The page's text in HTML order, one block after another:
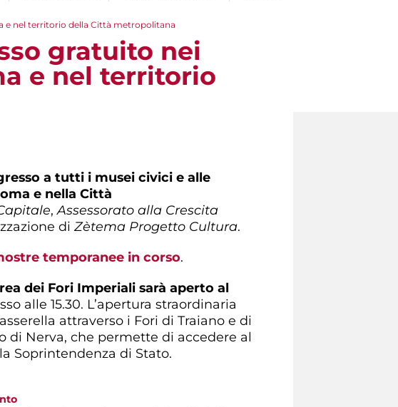
e nel territorio della Città metropolitana
gratuito nei
e nel territorio
a tutti i musei civici e alle
e nella Città
, Assessorato alla Crescita
di Zètema Progetto Cultura.
temporanee in corso.
dei Fori Imperiali sarà aperto al
alle 15.30. L’apertura straordinaria
attraverso i Fori di Traiano e di
di Nerva, che permette di accedere al
Soprintendenza di Stato.